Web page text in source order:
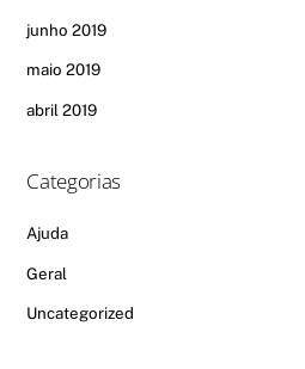
junho 2019
maio 2019
abril 2019
Categorias
Ajuda
Geral
Uncategorized